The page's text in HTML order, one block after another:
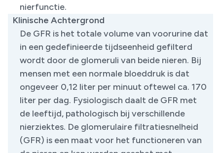
nierfunctie.
Klinische Achtergrond
De GFR is het totale volume van voorurine dat
in een gedefinieerde tijdseenheid gefilterd
wordt door de glomeruli van beide nieren. Bij
mensen met een normale bloeddruk is dat
ongeveer 0,12 liter per minuut oftewel ca. 170
liter per dag. Fysiologisch daalt de GFR met
de leeftijd, pathologisch bij verschillende
nierziektes. De glomerulaire filtratiesnelheid
(GFR) is een maat voor het functioneren van